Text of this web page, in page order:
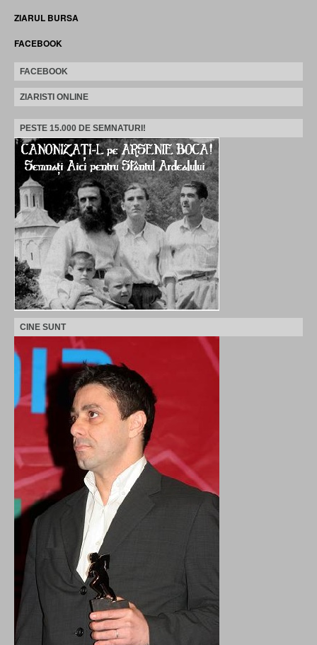
ZIARUL BURSA
FACEBOOK
FACEBOOK
ZIARISTI ONLINE
PESTE 15.000 DE SEMNATURI!
CINE SUNT